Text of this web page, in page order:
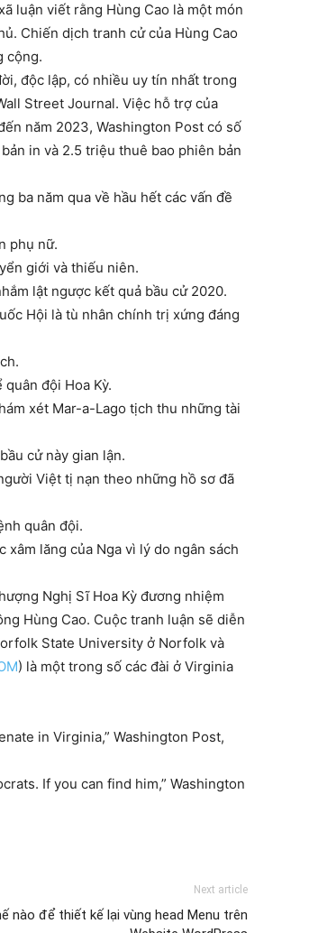
luận viết rằng Hùng Cao là một món
Chiến dịch tranh cử của Hùng Cao
cộng.
độc lập, có nhiều uy tín nhất trong
Street Journal. Việc hỗ trợ của
năm 2023, Washington Post có số
in và 2.5 triệu thuê bao phiên bản
ba năm qua về hầu hết các vấn đề
phụ nữ.
giới và thiếu niên.
lật ngược kết quả bầu cử 2020.
Hội là tù nhân chính trị xứng đáng
đội Hoa Kỳ.
xét Mar-a-Lago tịch thu những tài
cử này gian lận.
Việt tị nạn theo những hồ sơ đã
quân đội.
lăng của Nga vì lý do ngân sách
Nghị Sĩ Hoa Kỳ đương nhiệm
Hùng Cao. Cuộc tranh luận sẽ diễn
State University ở Norfolk và
) là một trong số các đài ở Virginia
in Virginia,” Washington Post,
If you can find him,” Washington
Next article
nào để thiết kế lại vùng head Menu trên